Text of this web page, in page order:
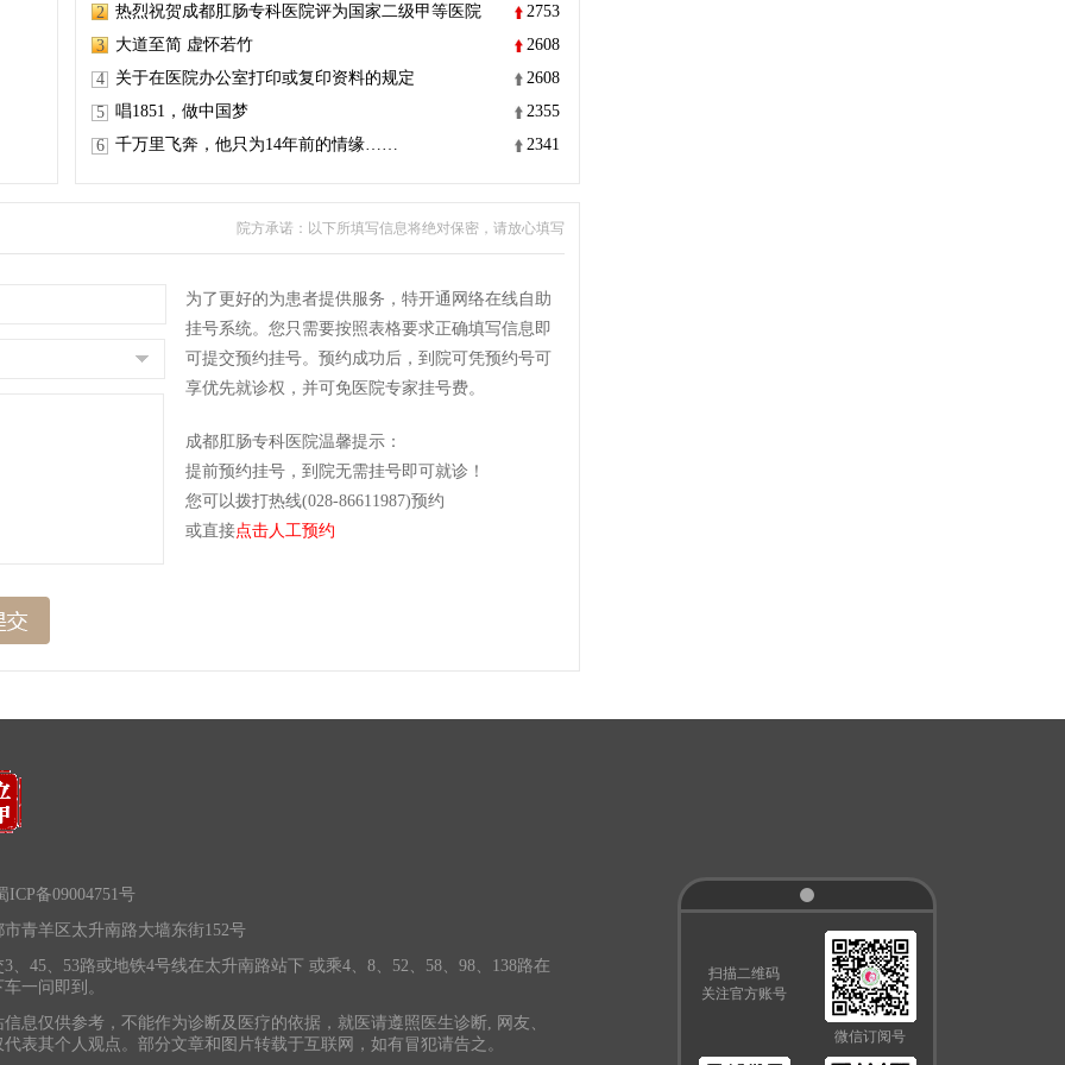
2 热烈祝贺成都肛肠专科医院评为国家二级甲等医院
2753
3
大道至简 虚怀若竹
2608
4
关于在医院办公室打印或复印资料的规定
2608
5
唱1851，做中国梦
2355
6
千万里飞奔，他只为14年前的情缘…… 2341
院方承诺：以下所填写信息将绝对保密，请放心填写
为了更好的为患者提供服务，特开通网络在线自助
挂号系统。您只需要按照表格要求正确填写信息即
可提交预约挂号。预约成功后，到院可凭预约号可
享优先就诊权，并可免医院专家挂号费。
成都肛肠专科医院温馨提示：
提前预约挂号，到院无需挂号即可就诊！
您可以拨打热线(028-86611987)预约
或直接点击人工预约
ICP备09004751号
青羊区太升南路大墙东街152号
、45、53路或地铁4号线在太升南路站下 或乘4、8、52、58、98、138路在
一问即到。
息仅供参考，不能作为诊断及医疗的依据，就医请遵照医生诊断, 网友、
表其个人观点。部分文章和图片转载于互联网，如有冒犯请告之。
扫描二维码
关注官方账号
微信订阅号